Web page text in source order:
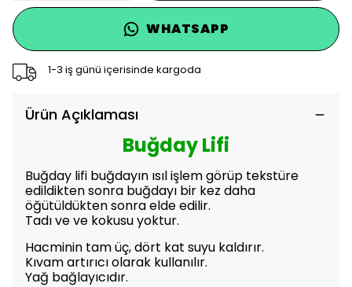
WHATSAPP
1-3 iş günü içerisinde kargoda
Ürün Açıklaması
Buğday Lifi
Buğday lifi buğdayın ısıl işlem görüp tekstüre
edildikten sonra buğdayı bir kez daha
öğütüldükten sonra elde edilir.
Tadı ve ve kokusu yoktur.
Hacminin tam üç, dört kat suyu kaldırır.
Kıvam artırıcı olarak kullanılır.
Yağ bağlayıcıdır.